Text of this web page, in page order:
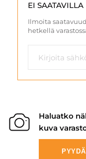
EI SAATAVILLA
Ilmoita
hetkellä
Haluatko
kuva